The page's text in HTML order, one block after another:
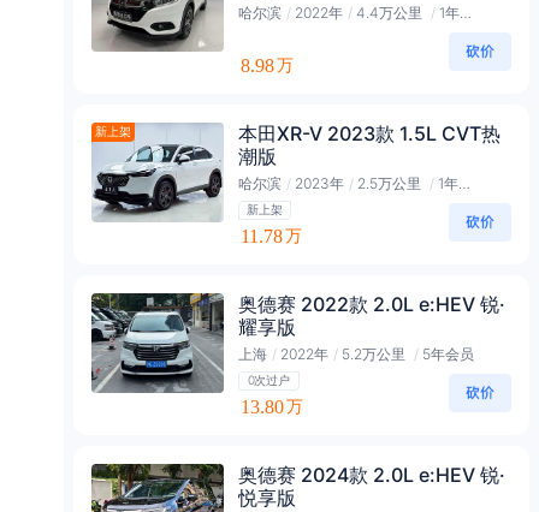
哈尔滨 / 2022年 / 4.4万公里 / 1年黄金会员
8.98万
新上架
本田XR-V 2023款 1.5L CVT热
潮版
哈尔滨 / 2023年 / 2.5万公里 / 1年黑金会员
新上架
11.78万
奥德赛 2022款 2.0L e:HEV 锐·
耀享版
上海 / 2022年 / 5.2万公里 / 5年会员
0次过户
13.80万
奥德赛 2024款 2.0L e:HEV 锐·
悦享版